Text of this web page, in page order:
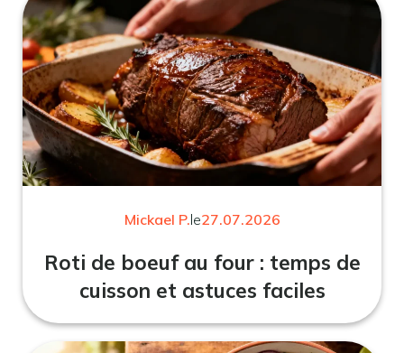
Mickael P.le27.07.2026
Roti de boeuf au four : temps de
cuisson et astuces faciles